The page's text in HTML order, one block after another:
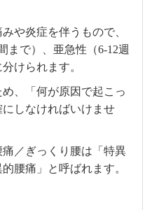
や炎症を伴うもので、
まで）、亜急性（6-12週
けられます。
、「何が原因で起こっ
しなければいけませ
／ぎっくり腰は「特異
腰痛」と呼ばれます。